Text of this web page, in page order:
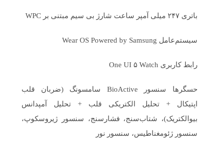
باتری ۲۴۷ میلی آمپر ساعت شارژ بی سیم مبتنی بر WPC
سیستم‌عامل Wear OS Powered by Samsung
رابط کاربری One UI ۵ Watch
حسگر‌ها سنسور BioActive سامسونگ (ضربان قلب
اپتیکال + تحلیل الکتریکی قلب + تحلیل آمپدانس
بیوالکتریک)، شتاب‌سنج، فشارسنج، سنسور ژیروسکوپ،
سنسور ژئومغناطیس، سنسور نور